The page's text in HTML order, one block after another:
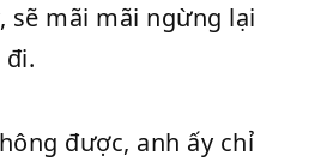
sẽ mãi mãi ngừng lại
được, anh ấy chỉ